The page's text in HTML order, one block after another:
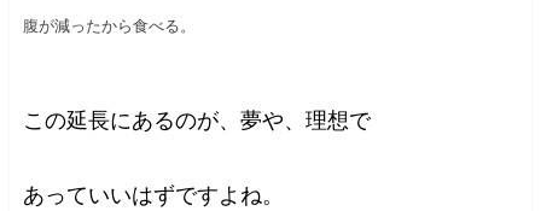
腹が減ったから食べる。
この延長にあるのが、夢や、理想で
あっていいはずですよね。